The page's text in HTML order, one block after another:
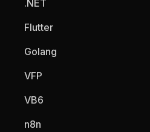
.NET
Flutter
Golang
VFP
VB6
n8n